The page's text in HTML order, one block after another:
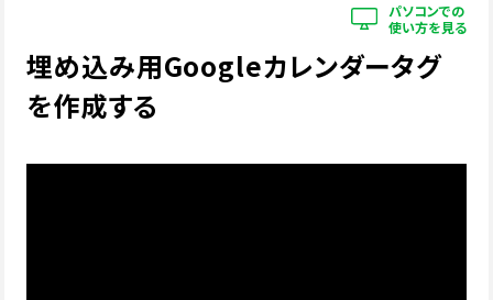
パソコンでの
使い方を見る
埋め込み用Googleカレンダータグ
を作成する